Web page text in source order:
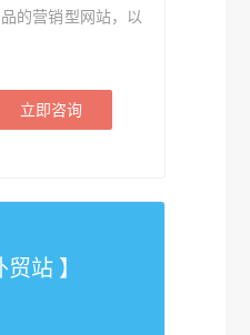
的营销型网站，以
立即咨询
站 】